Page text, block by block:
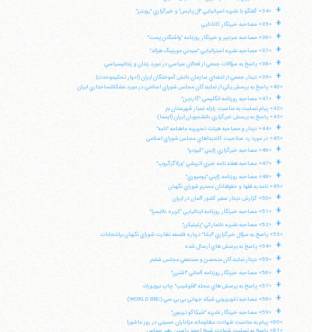
+ «34» گفتگو با نشريه اسپانيايي "ال پايس" و خبرگزاري "رويترز"
+ «35» مصاحبه خبرنگار كانادايي
+ «36» مصاحبه سردبير و خبرنگار روزنامه "واشنگتن پست"
+ «37» مصاحبه نشريه استراليايي "سيدني مورنينگ هرالد"
+ «38» پاسخ به سؤالات جمعي از فعالان سياسي در مورد زندان و زندانيسياسي
+
«39» ديدار جمعي از اعضاي سازمان دانش آموختگان ايران (ادوار تحكيموحدت)
«40» پاسخ به پرسش يكي از نمايندگان مجلس شوراي اسلامي در مورد مشكلاتساختاري ايران
+
«41» مصاحبه روزنامه انگليسي "گاردين"
«42» پيام تسليت به مناسبت زلزله غمبار شهرستان بم
«43» پاسخ به پرسش خبرگزاري دانشجويان ايران (ايسنا)
+
«44» ديدار و مصاحبه هيئت تحريريه ماهنامه "نامه"
«45» در مورد رد صلاحيت كانديداهاي مجلس شوراي اسلامي
+ «46» مصاحبه خبرگزاري ژاپني "كيودو"
+ «47» مصاحبه هفته نامه خبري اتريشي "ورلاگزگروپ"
+
«48» مصاحبه روزنامه ژاپني "يوميوري"
«49» نامه به فقها و حقوقدانان محترم شوراي نگهبان
+ «50» گزارش ديدار سفير كشور آلمان در ايران
+ «51» مصاحبه خبرنگار روزنامه ايتاليايي "كريره دلايسرا"
+
«52» مصاحبه نشريه دانماركي "پليتيكن"
«53» پاسخ به سؤال خبرگزاري "ايلنا" درباره فلسفه نظارت شوراي نگهبان برانتخابات
+ «54» پاسخ به پرسش هاي ارسال شده
+ «55» ديدار نمايندگان متحصن و مستعفي مجلس ششم
+ «56» مصاحبه خبرنگار روزنامه آلماني "اشترن"
+ «57» پاسخ به پرسش هاي مجله "فلوشيپ" چاپ نيويورك
+ «58» مصاحبه تلويزيوني شبكه جهاني بي بي سي (WORLD BBC)
+
«59» مصاحبه خبرنگار نشريه "شيكاگو تريبون"
«60» پيام به مناسبت شهادت مظلومانه عزاداران حسيني در روز عاشورا
آیت‌الله منتظری
وب سایت رسمی آیت‌الله منتظری
شماره ٨
کد پستی: 3713744381
تلفن 37740011-25-98+ تا 14
فکس37740015-25-98+